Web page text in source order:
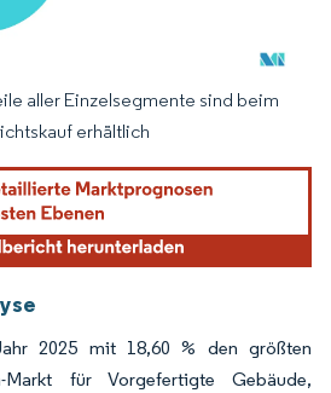
erfordert Namensnennung
aller Einzelsegmente sind beim
erhältlich
2025 mit 18,60 % den größten
für Vorgefertigte Gebäude,